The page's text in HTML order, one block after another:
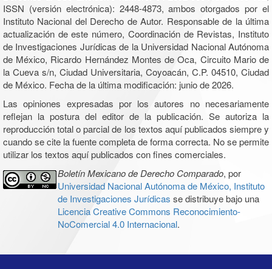
ISSN (versión electrónica): 2448-4873, ambos otorgados por el
Instituto Nacional del Derecho de Autor. Responsable de la última
actualización de este número, Coordinación de Revistas, Instituto
de Investigaciones Jurídicas de la Universidad Nacional Autónoma
de México, Ricardo Hernández Montes de Oca, Circuito Mario de
la Cueva s/n, Ciudad Universitaria, Coyoacán, C.P. 04510, Ciudad
de México. Fecha de la última modificación: junio de 2026.
Las opiniones expresadas por los autores no necesariamente
reflejan la postura del editor de la publicación. Se autoriza la
reproducción total o parcial de los textos aquí publicados siempre y
cuando se cite la fuente completa de forma correcta. No se permite
utilizar los textos aquí publicados con fines comerciales.
Boletín Mexicano de Derecho Comparado, por
Universidad Nacional Autónoma de México, Instituto
de Investigaciones Jurídicas se distribuye bajo una
Licencia Creative Commons Reconocimiento-
NoComercial 4.0 Internacional.